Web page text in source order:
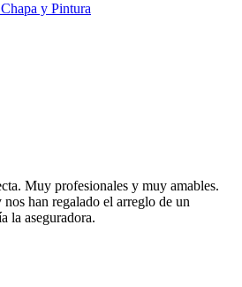
y Pintura
Muy profesionales y muy amables.
han regalado el arreglo de un
la aseguradora.